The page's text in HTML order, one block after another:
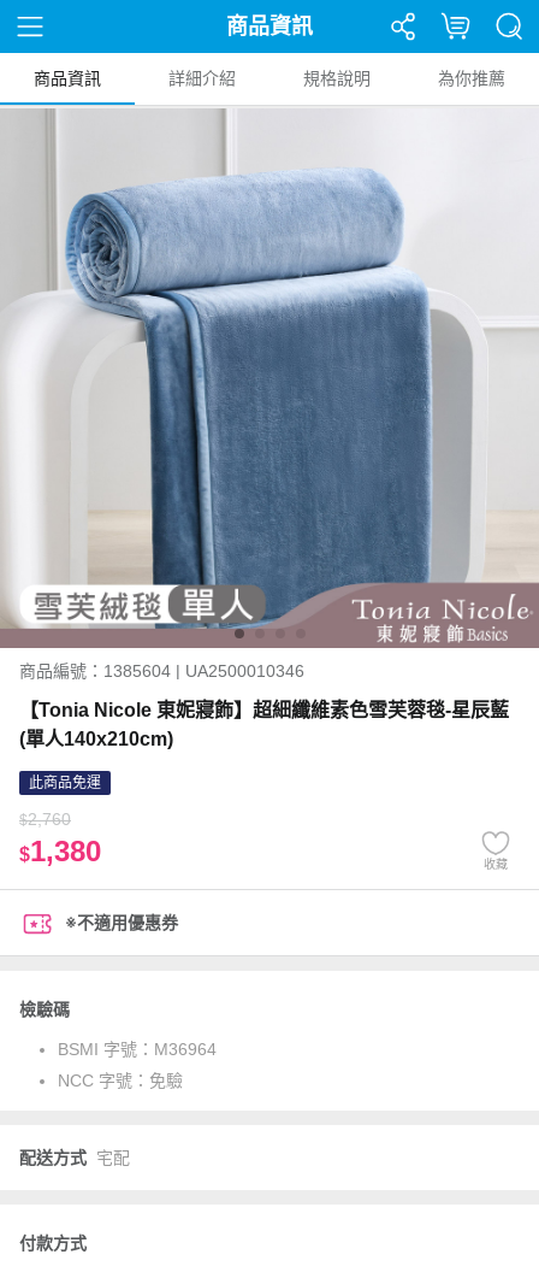
商品資訊
商品資訊 詳細介紹 規格說明 為你推薦
商品編號：1385604 | UA2500010346
【Tonia Nicole 東妮寢飾】超細纖維素色雪芙蓉毯-星辰藍
(單人140x210cm)
此商品免運
$2,760
$1,380 收藏
※不適用優惠券
檢驗碼
BSMI 字號： M36964
NCC 字號： 免驗
配送方式 宅配
付款方式